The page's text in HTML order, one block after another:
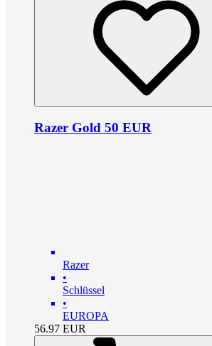
Razer Gold 50 EUR
Razer
•
Schlüssel
•
EUROPA
56.97 EUR